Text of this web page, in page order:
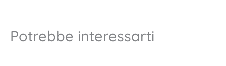
Potrebbe interessarti